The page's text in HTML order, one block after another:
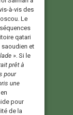
à-vis des
Le
qatari
saoudien et
». Si le
prêt à
pour
une
pour
de la